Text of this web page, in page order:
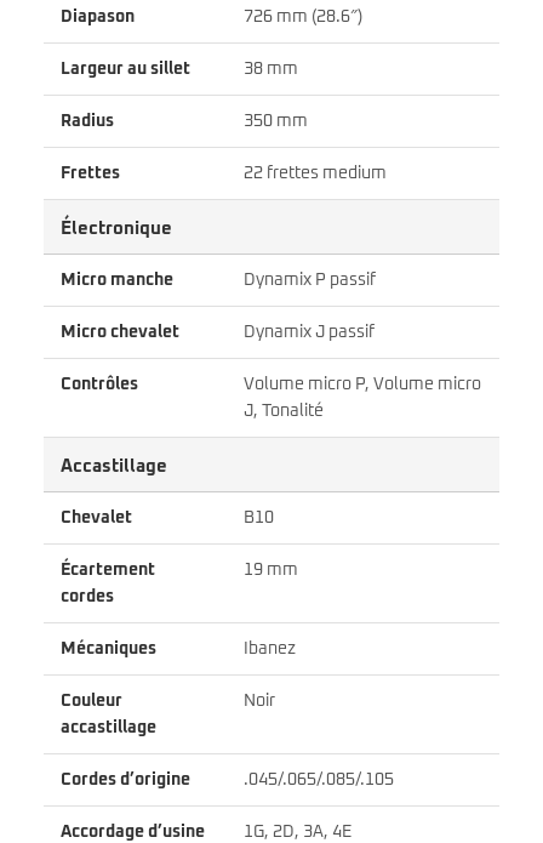
Diapason 726 mm (28.6″)
Largeur au sillet 38 mm
Radius 350 mm
Frettes 22 frettes medium
Électronique
Micro manche Dynamix P passif
Micro chevalet Dynamix J passif
Contrôles
Volume micro P, Volume micro
J, Tonalité
Accastillage
Chevalet B10
Écartement
cordes
19 mm
Mécaniques Ibanez
Couleur
accastillage
Noir
Cordes d’origine .045/.065/.085/.105
Accordage d’usine 1G, 2D, 3A, 4E